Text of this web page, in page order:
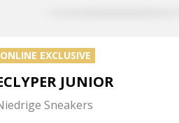
ONLINE EXCLUSIVE
JUNIOR
Sneakers